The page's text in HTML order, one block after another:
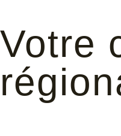
Votre